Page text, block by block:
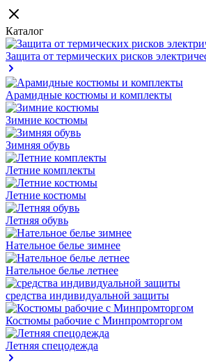
Каталог
Защита от термических рисков
Арамидные костюмы и комплекты
Зимние костюмы
Зимняя обувь
Летние комплекты
Летние костюмы
Летняя обувь
Нательное белье зимнее
Нательное белье летнее
средства индивидуальной защиты
Костюмы рабочие с Минпромторгом
Летняя спецодежда